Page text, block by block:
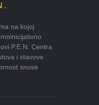
na kojoj
P.E.N. Centra
i stavove
snose